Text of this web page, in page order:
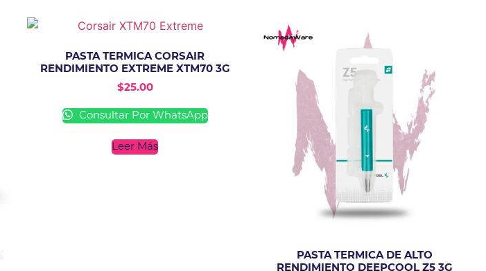
PASTA TERMICA CORSAIR
RENDIMIENTO EXTREME XTM70 3G
$25.00
Consultar Por WhatsApp
Leer Más
PASTA TERMICA DE ALTO
RENDIMIENTO DEEPCOOL Z5 3G